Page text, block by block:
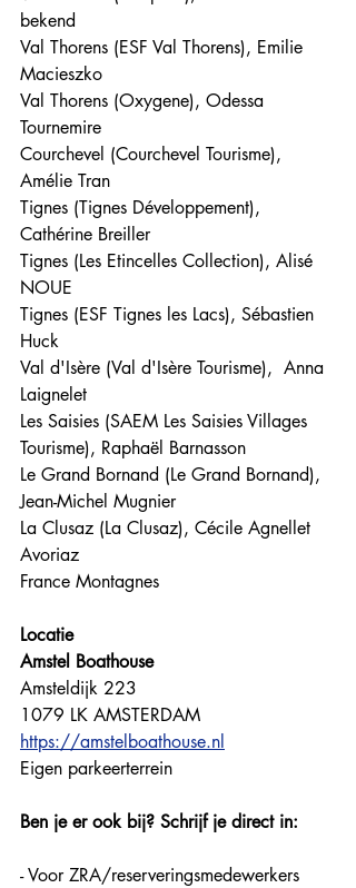
bekend
Val Thorens (ESF Val Thorens), Emilie
Macieszko
Val Thorens (Oxygene), Odessa
Tournemire
Courchevel (Courchevel Tourisme),
Amélie Tran
Tignes (Tignes Développement),
Cathérine Breiller
Tignes (Les Etincelles Collection), Alisé
NOUE
Tignes (ESF Tignes les Lacs), Sébastien
Huck
Val d'Isère (Val d'Isère Tourisme),  Anna
Laignelet
Les Saisies (SAEM Les Saisies Villages
Tourisme), Raphaël Barnasson
Le Grand Bornand (Le Grand Bornand),
Jean-Michel Mugnier
La Clusaz (La Clusaz), Cécile Agnellet
Avoriaz
France Montagnes
Locatie
Amstel Boathouse
Amsteldijk 223
1079 LK AMSTERDAM
https://amstelboathouse.nl
Eigen parkeerterrein
Ben je er ook bij? Schrijf je direct in:
- Voor ZRA/reserveringsmedewerkers